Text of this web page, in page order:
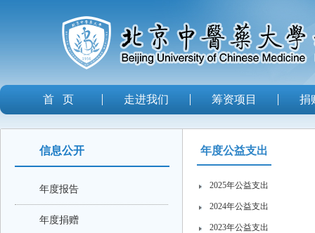
首 页 走进我们 筹资项目 捐
信息公开
年度报告
年度捐赠
年度公益支出
2025年公益支出
2024年公益支出
2023年公益支出